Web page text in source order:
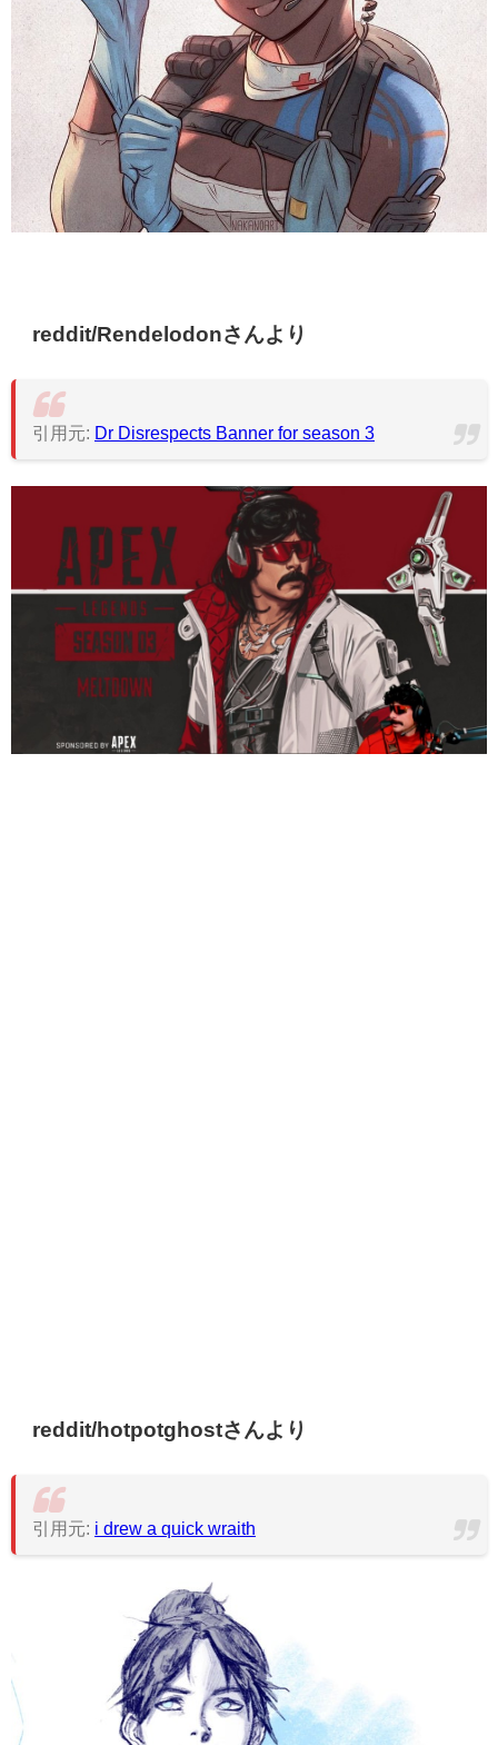
reddit/Rendelodonさんより
引用元: Dr Disrespects Banner for season 3
reddit/hotpotghostさんより
引用元: i drew a quick wraith